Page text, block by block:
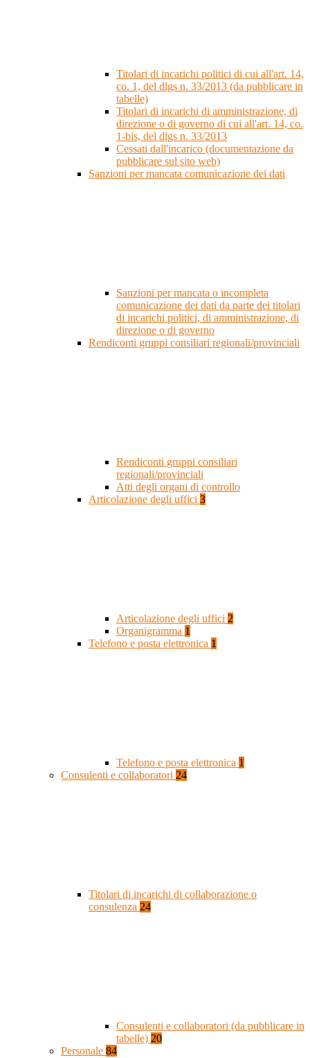
Titolari di incarichi politici di cui all'art. 14,
co. 1, del dlgs n. 33/2013 (da pubblicare in
tabelle)
Titolari di incarichi di amministrazione, di
direzione o di governo di cui all'art. 14, co.
1-bis, del dlgs n. 33/2013
Cessati dall'incarico (documentazione da
pubblicare sul sito web)
Sanzioni per mancata comunicazione dei dati
Sanzioni per mancata o incompleta
comunicazione dei dati da parte dei titolari
di incarichi politici, di amministrazione, di
direzione o di governo
Rendiconti gruppi consiliari regionali/provinciali
Rendiconti gruppi consiliari
regionali/provinciali
Atti degli organi di controllo
Articolazione degli uffici 3
Articolazione degli uffici 2
Organigramma 1
Telefono e posta elettronica 1
Telefono e posta elettronica 1
Consulenti e collaboratori 24
Titolari di incarichi di collaborazione o
consulenza 24
Consulenti e collaboratori (da pubblicare in
tabelle) 20
Personale 84